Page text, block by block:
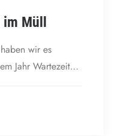
im Müll
wir es
Jahr Wartezeit…